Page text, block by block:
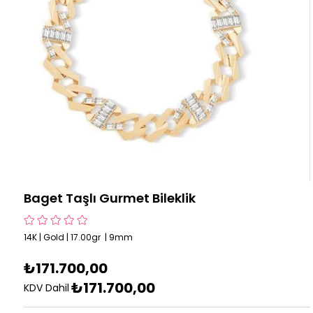
Baget Taşlı Gurmet Bileklik
14K | Gold | 17.00gr | 9mm
₺171.700,00
KDV Dahil ₺171.700,00